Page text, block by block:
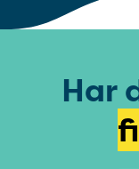
Har